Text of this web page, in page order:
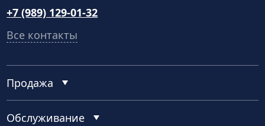
+7 (989) 129-01-32
Все контакты
Продажа
Обслуживание